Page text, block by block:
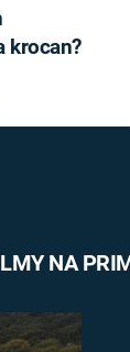
krocan?
NA